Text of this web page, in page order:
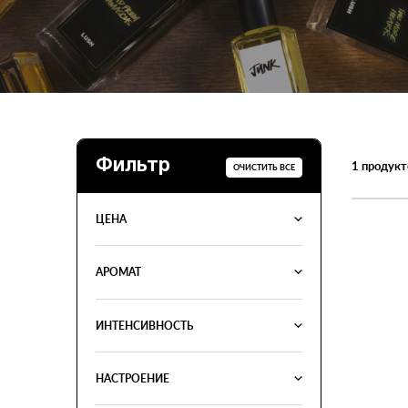
Фильтр
ЦЕНА
АРОМАТ
ИНТЕНСИВНОСТЬ
НАСТРОЕНИЕ
ОЧИСТИТЬ ВСЕ 1